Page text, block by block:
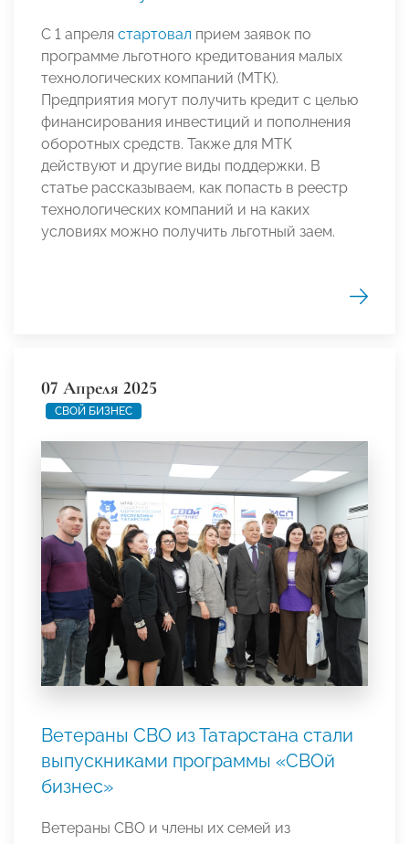
С 1 апреля стартовал прием заявок по
программе льготного кредитования малых
технологических компаний (МТК).
Предприятия могут получить кредит с целью
финансирования инвестиций и пополнения
оборотных средств. Также для МТК
действуют и другие виды поддержки. В
статье рассказываем, как попасть в реестр
технологических компаний и на каких
условиях можно получить льготный заем.
07 Апреля 2025
СВОЙ БИЗНЕС
Ветераны СВО из Татарстана стали
выпускниками программы «СВОй
бизнес»
Ветераны СВО и члены их семей из